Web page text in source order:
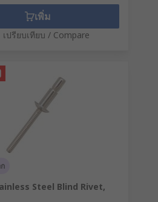
เพิ่ม
เปรียบเทียบ / Compare
Steel Blind Rivet,